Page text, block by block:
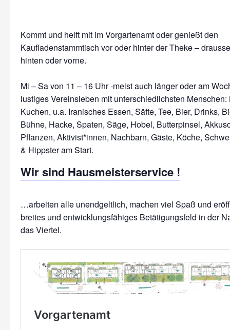
Kommt und helft mit im Vorgartenamt oder genießt den
Kaufladenstammtisch vor oder hinter der Theke –
hinten oder vorne.
Mi – Sa von 11 – 16 Uhr -meist auch länger oder am
lustiges Vereinsleben mit unterschiedlichsten Menschen:
Kuchen, u.a. Iranisches Essen, Säfte, Tee, Bier, Drinks,
Bühne, Hacke, Spaten, Säge, Hobel, Butterpinsel,
Pflanzen, Aktivist*innen, Nachbarn, Gäste, Köche,
Wir sind Hausmeisterservice !
…arbeiten alle unendgeltlich, machen viel Spaß und
breites und entwicklungsfähiges Betätigungsfeld in der
das Viertel.